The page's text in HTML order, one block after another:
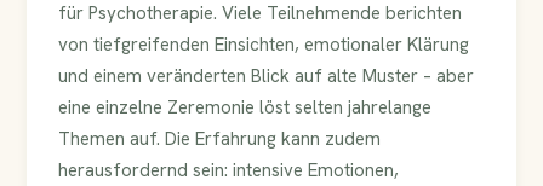
für Psychotherapie. Viele Teilnehmende berichten
von tiefgreifenden Einsichten, emotionaler Klärung
und einem veränderten Blick auf alte Muster – aber
eine einzelne Zeremonie löst selten jahrelange
Themen auf. Die Erfahrung kann zudem
herausfordernd sein: intensive Emotionen,